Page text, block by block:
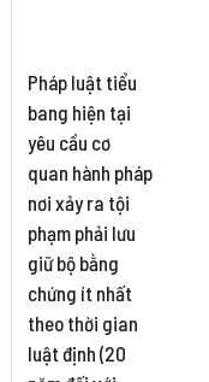
Pháp luật tiểu
bang hiện tại
yêu cầu cơ
quan hành pháp
nơi xảy ra tội
phạm phải lưu
giữ bộ bằng
chứng ít nhất
theo thời gian
luật định (20